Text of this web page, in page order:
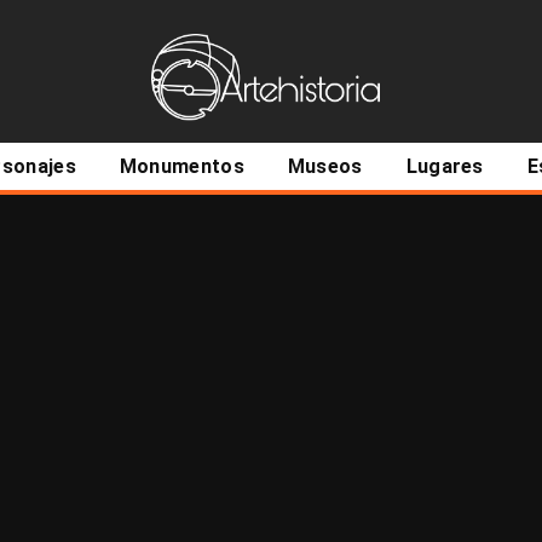
Monumentos Museos Lugares